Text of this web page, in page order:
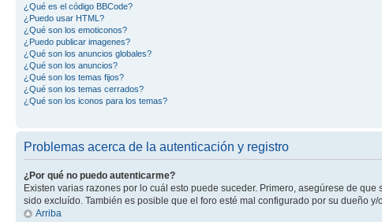
¿Qué es el código BBCode?
¿Puedo usar HTML?
¿Qué son los emoticonos?
¿Puedo publicar imagenes?
¿Qué son los anuncios globales?
¿Qué son los anuncios?
¿Qué son los temas fijos?
¿Qué son los temas cerrados?
¿Qué son los iconos para los temas?
Problemas acerca de la autenticación y registro
¿Por qué no puedo autenticarme?
Existen varias razones por lo cuál esto puede suceder. Primero, asegúrese de
sido excluído. También es posible que el foro esté mal configurado por su dueño
Arriba